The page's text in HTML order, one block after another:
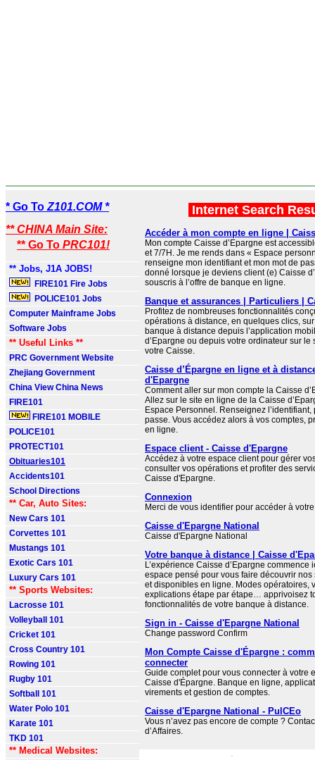
* Go To Z101.COM *
** CHINA Main Site:
** Go To PRC101!
** Jobs, J1A JOBS!
FIRE101 Fire Jobs
POLICE101 Jobs
Computer Mainframe Jobs
Software Jobs
** Useful Links **
PRC Government Website
Zhejiang Government
China View China News
FIRE101
FIRE101 MOBILE
POLICE101
PROTECT101
Obituaries101
Accidents101
School Directions
** Car, Auto Sites:
New Cars 101
Corvettes 101
Mustangs 101
Exotic Cars 101
Luxury Cars 101
** Sports Websites:
Lacrosse 101
Volleyball 101
Cricket 101
Cross Country 101
Rowing 101
Rugby 101
Softball 101
Water Polo 101
Karate 101
TKD 101
** Medical Websites:
Internet Search
Accéder à mon compte en ligne |
Mon compte Caisse d’Epargne est
et 7/7H. Je me rends dans « Espace
renseigne mon identifiant et mon mot de
donné lorsque je deviens client (e) Caisse
souscris à l’offre de banque en ligne.
Banque et assurances | Particuliers |
Profitez de nombreuses fonctionnalités
opérations à distance, en quelques clics,
banque à distance depuis l’application
d’Epargne ou depuis votre ordinateur sur le
votre Caisse.
Caisse d’Épargne en ligne et à
d'Epargne
Comment aller sur mon compte la Caisse
Allez sur le site en ligne de la Caisse
Espace Personnel. Renseignez l’identifiant,
passe. Vous accédez alors à vos comptes,
en ligne.
Espace client - Caisse d'Epargne
Accédez à votre espace client pour gérer
consulter vos opérations et profiter des
Caisse d'Epargne.
Connexion
Merci de vous identifier pour accéder à
Caisse d'Epargne National
Caisse d'Epargne National
Votre banque à distance | Caisse
L’expérience Caisse d’Epargne commence
espace pensé pour vous faire découvrir
et disponibles en ligne. Modes opératoires,
explications étape par étape… apprivoisez
fonctionnalités de votre banque à distance.
Sign in - Caisse d'Epargne National
Change password Confirm
Mon Compte Caisse d'Épargne :
connecter
Guide complet pour vous connecter à votre
Caisse d'Épargne. Banque en ligne,
virements et gestion de comptes.
Caisse d'Epargne National - PulCEo
Vous n’avez pas encore de compte ?
d’Affaires.